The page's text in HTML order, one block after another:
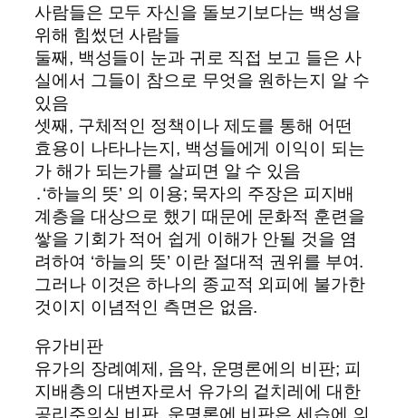
사람들은 모두 자신을 돌보기보다는 백성을
위해 힘썼던 사람들
둘째, 백성들이 눈과 귀로 직접 보고 들은 사
실에서 그들이 참으로 무엇을 원하는지 알 수
있음
셋째, 구체적인 정책이나 제도를 통해 어떤
효용이 나타나는지, 백성들에게 이익이 되는
가 해가 되는가를 살피면 알 수 있음
․‘하늘의 뜻’ 의 이용; 묵자의 주장은 피지배
계층을 대상으로 했기 때문에 문화적 훈련을
쌓을 기회가 적어 쉽게 이해가 안될 것을 염
려하여 ‘하늘의 뜻’ 이란 절대적 권위를 부여.
그러나 이것은 하나의 종교적 외피에 불가한
것이지 이념적인 측면은 없음.
유가비판
유가의 장례예제, 음악, 운명론에의 비판; 피
지배층의 대변자로서 유가의 겉치레에 대한